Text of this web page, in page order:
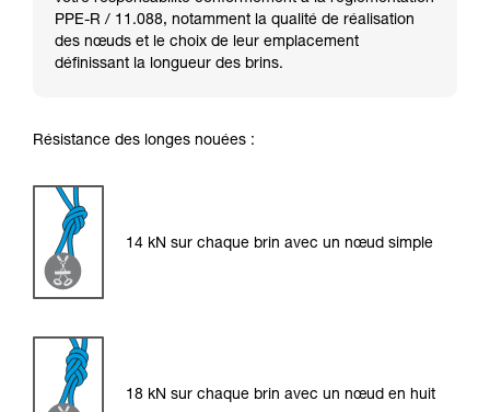
PPE-R / 11.088, notamment la qualité de réalisation
des nœuds et le choix de leur emplacement
définissant la longueur des brins.
Résistance des longes nouées :
14 kN sur chaque brin avec un nœud simple
18 kN sur chaque brin avec un nœud en huit